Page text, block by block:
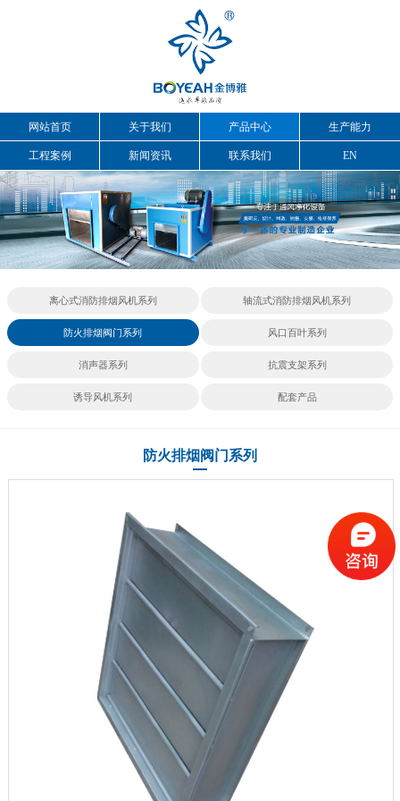
网站首页 关于我们 产品中心 生产能力
工程案例 新闻资讯 联系我们 EN
离心式消防排烟风机系列 轴流式消防排烟风机系列
防火排烟阀门系列 风口百叶系列
消声器系列 抗震支架系列
诱导风机系列 配套产品
防火排烟阀门系列